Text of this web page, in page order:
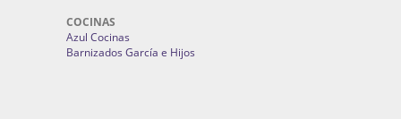
COCINAS
Azul Cocinas
Barnizados García e Hijos